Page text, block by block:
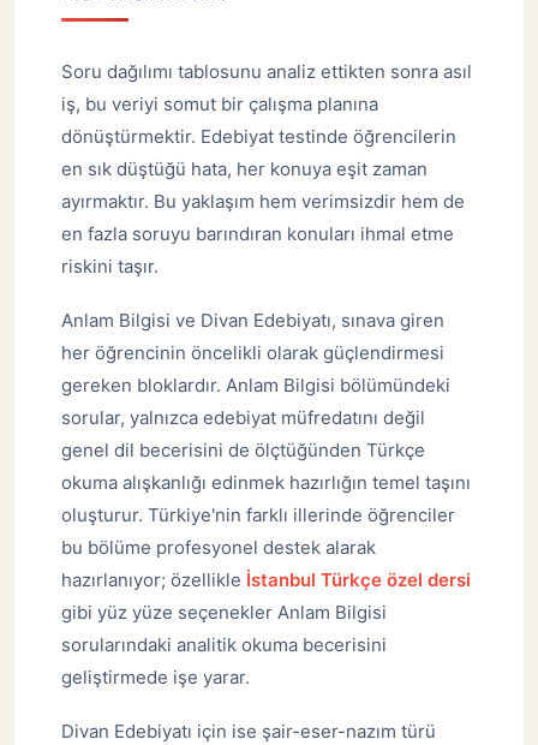
Soru dağılımı tablosunu analiz ettikten sonra asıl
iş, bu veriyi somut bir çalışma planına
dönüştürmektir. Edebiyat testinde öğrencilerin
en sık düştüğü hata, her konuya eşit zaman
ayırmaktır. Bu yaklaşım hem verimsizdir hem de
en fazla soruyu barındıran konuları ihmal etme
riskini taşır.
Anlam Bilgisi ve Divan Edebiyatı, sınava giren
her öğrencinin öncelikli olarak güçlendirmesi
gereken bloklardır. Anlam Bilgisi bölümündeki
sorular, yalnızca edebiyat müfredatını değil
genel dil becerisini de ölçtüğünden Türkçe
okuma alışkanlığı edinmek hazırlığın temel taşını
oluşturur. Türkiye'nin farklı illerinde öğrenciler
bu bölüme profesyonel destek alarak
hazırlanıyor; özellikle İstanbul Türkçe özel dersi
gibi yüz yüze seçenekler Anlam Bilgisi
sorularındaki analitik okuma becerisini
geliştirmede işe yarar.
Divan Edebiyatı için ise şair-eser-nazım türü